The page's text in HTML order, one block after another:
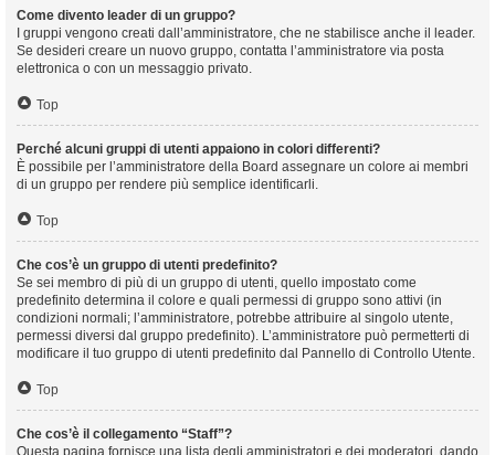
Come divento leader di un gruppo?
I gruppi vengono creati dall’amministratore, che ne stabilisce anche il leader.
Se desideri creare un nuovo gruppo, contatta l’amministratore via posta
elettronica o con un messaggio privato.
Top
Perché alcuni gruppi di utenti appaiono in colori differenti?
È possibile per l’amministratore della Board assegnare un colore ai membri
di un gruppo per rendere più semplice identificarli.
Top
Che cos’è un gruppo di utenti predefinito?
Se sei membro di più di un gruppo di utenti, quello impostato come
predefinito determina il colore e quali permessi di gruppo sono attivi (in
condizioni normali; l’amministratore, potrebbe attribuire al singolo utente,
permessi diversi dal gruppo predefinito). L’amministratore può permetterti di
modificare il tuo gruppo di utenti predefinito dal Pannello di Controllo Utente.
Top
Che cos’è il collegamento “Staff”?
Questa pagina fornisce una lista degli amministratori e dei moderatori, dando